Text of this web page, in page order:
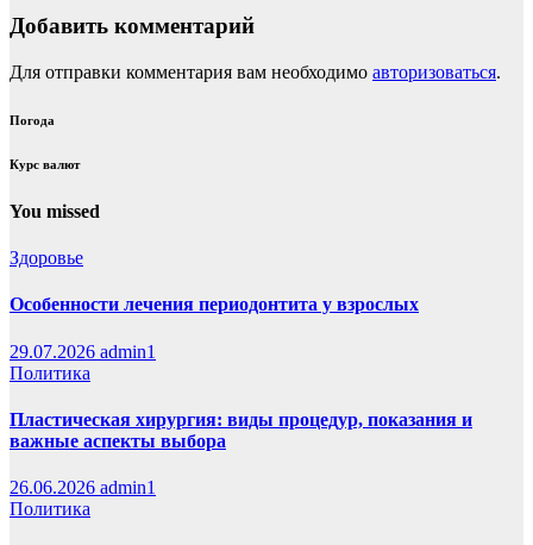
Добавить комментарий
Для отправки комментария вам необходимо авторизоваться.
Погода
Курс валют
You missed
Здоровье
Особенности лечения периодонтита у взрослых
29.07.2026 admin1
Политика
Пластическая хирургия: виды процедур, показания и
важные аспекты выбора
26.06.2026 admin1
Политика